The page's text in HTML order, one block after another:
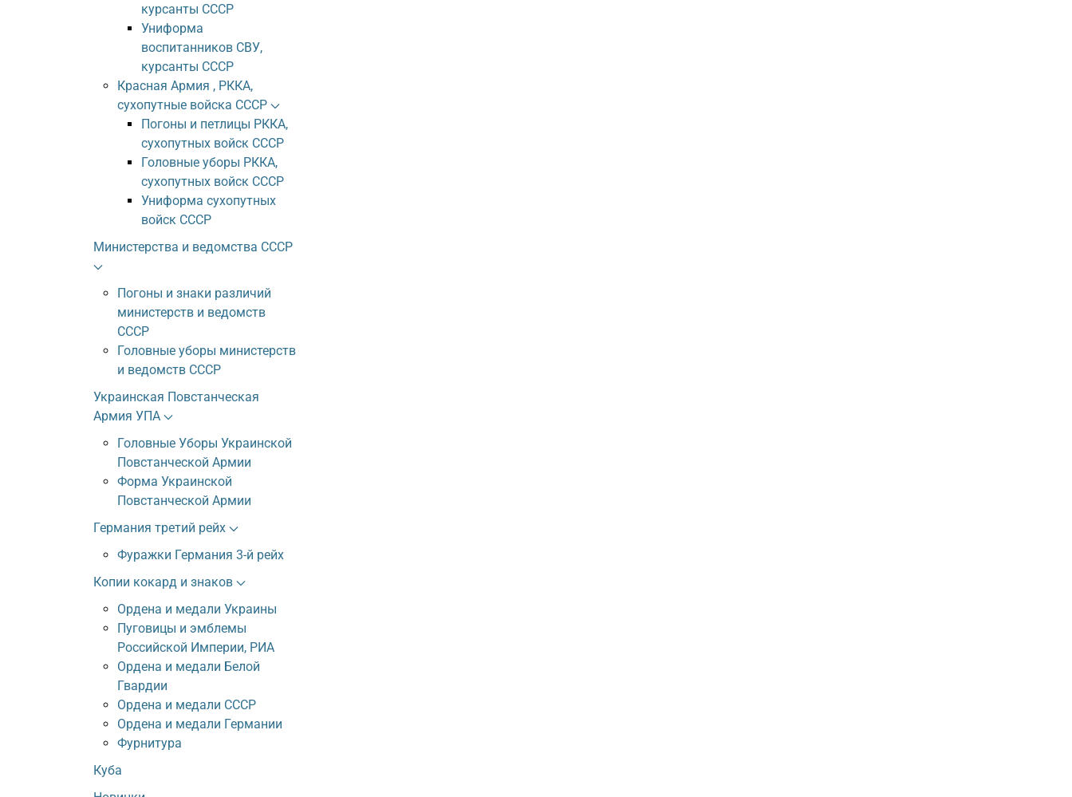
курсанты СССР
Униформа
воспитанников СВУ,
курсанты СССР
Красная Армия , РККА,
сухопутные войска СССР
Погоны и петлицы РККА,
сухопутных войск СССР
Головные уборы РККА,
сухопутных войск СССР
Униформа сухопутных
войск СССР
Министерства и ведомства СССР
Погоны и знаки различий
министерств и ведомств
СССР
Головные уборы министерств
и ведомств СССР
Украинская Повстанческая
Армия УПА
Головные Уборы Украинской
Повстанческой Армии
Форма Украинской
Повстанческой Армии
Германия третий рейх
Фуражки Германия 3-й рейх
Копии кокард и знаков
Ордена и медали Украины
Пуговицы и эмблемы
Российской Империи, РИА
Ордена и медали Белой
Гвардии
Ордена и медали СССР
Ордена и медали Германии
Фурнитура
Куба